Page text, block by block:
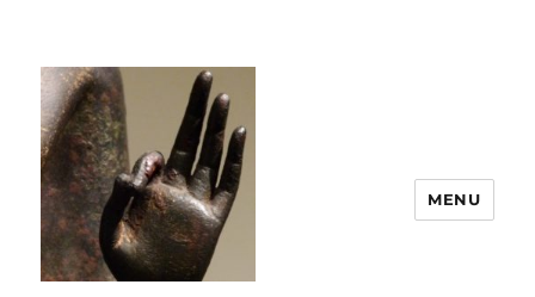
MENU